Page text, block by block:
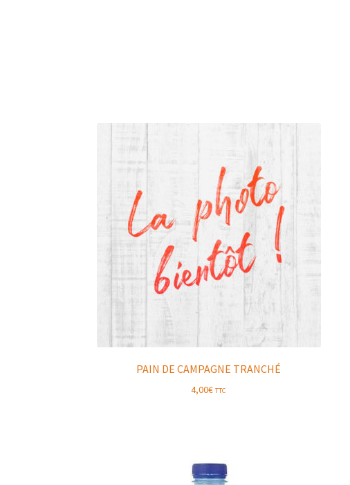
PAIN DE CAMPAGNE TRANCHÉ
4,00€ TTC